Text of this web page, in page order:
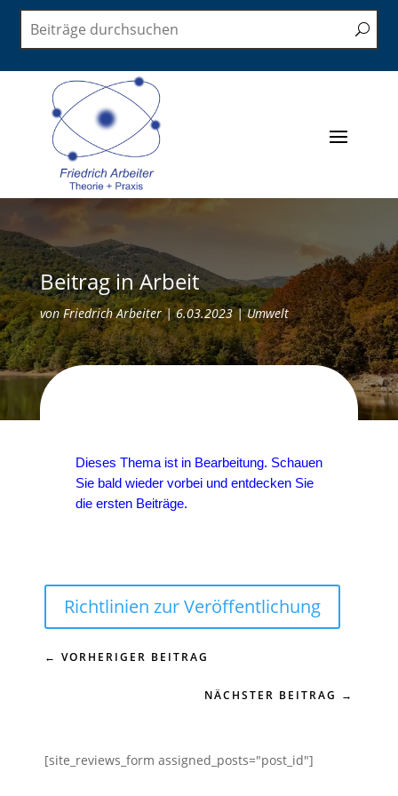
Beitrag in Arbeit
vonFriedrich Arbeiter|6.03.2023|Umwelt
Dieses Thema ist in Bearbeitung. Schauen
Sie bald wieder vorbei und entdecken Sie
die ersten Beiträge.
Richtlinien zur Veröffentlichung
← VORHERIGER BEITRAG
NÄCHSTER BEITRAG →
[site_reviews_form assigned_posts="post_id"]